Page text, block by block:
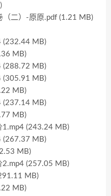
二）-原原.pdf (1.21 MB)
(232.44 MB)
MB)
(288.72 MB)
(305.91 MB)
MB)
(237.14 MB)
MB)
(243.24 MB)
(267.37 MB)
MB)
(257.05 MB)
MB)
MB)